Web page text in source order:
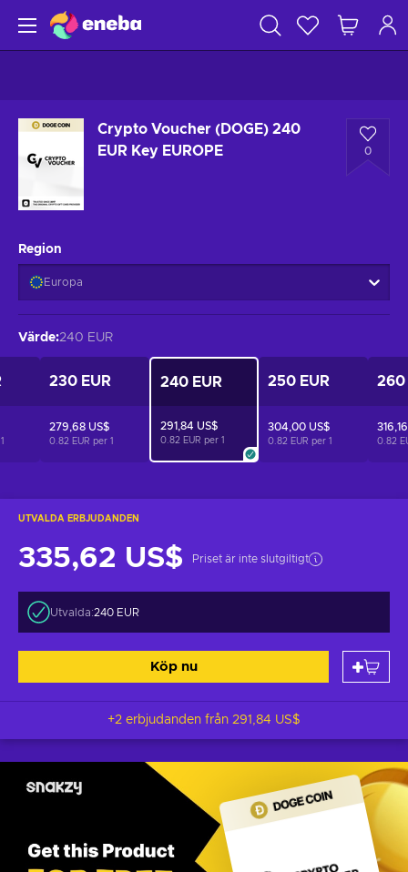
Crypto Voucher (DOGE) 240
EUR Key EUROPE
0
UTVALDA ERBJUDANDEN
335,62 US$ Priset är inte slutgiltigt
Utvalda:240 EUR
Köp nu
+2 erbjudanden från 291,84 US$
Region
Europa
Värde:240 EUR
1
230 EUR
279,68 US$
0.82 EUR per 1
240 EUR
291,84 US$
0.82 EUR per 1
250 EUR
304,00 US$
0.82 EUR per 1
260
0.82